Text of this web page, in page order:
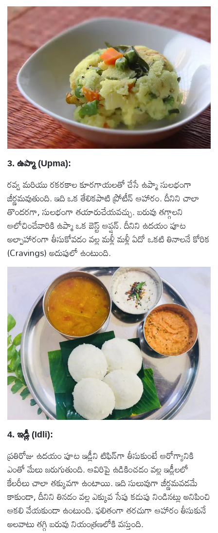
3. ఉప్మా (Upma):
రవ్వ మరియు రకరకాల కూరగాయలతో చేసే ఉప్మా సులభంగా
జీర్ణమవుతుంది. ఇది ఒక తేలికపాటి ప్రోటీన్ ఆహారం. దీనిని చాలా
తొందరగా, సులభంగా తయారుచేయవచ్చు. బరువు తగ్గాలని
ఆలోచించేవారికి ఉప్మా ఒక బెస్ట్ ఆప్షన్. దీనిని ఉదయం పూట
అల్పాహారంగా తీసుకోవడం వల్ల మళ్లీ మళ్లీ ఏదో ఒకటి తినాలనే కోరిక
(Cravings) అదుపులో ఉంటుంది.
4. ఇడ్లీ (Idli):
ప్రతిరోజు ఉదయం పూట ఇడ్లీని టిఫిన్‌గా తీసుకుంటే ఆరోగ్యానికి
ఎంతో మేలు జరుగుతుంది. ఆవిరిపై ఉడికించడం వల్ల ఇడ్లీలలో
కేలరీలు చాలా తక్కువగా ఉంటాయి. ఇది సులువుగా జీర్ణమవడమే
కాకుండా, దీనిని తినడం వల్ల ఎక్కువ సేపు కడుపు నిండినట్లు అనిపించి
ఆకలి వేయకుండా ఉంటుంది. ఫలితంగా తరచుగా ఆహారం తీసుకునే
అలవాటు తగ్గి బరువు నియంత్రణలోకి వస్తుంది.